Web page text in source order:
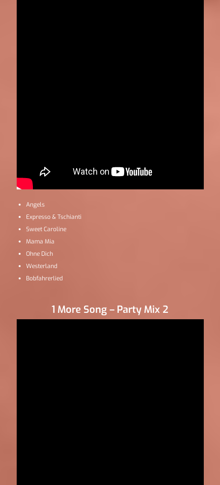
Angels
Expresso & Tschianti
Sweet Caroline
Mama Mia
Ohne Dich
Westerland
Bobfahrerlied
1 More Song – Party Mix 2